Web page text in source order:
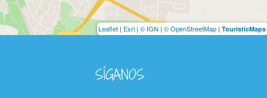
Leaflet | Esri | © IGN | © OpenStreetMap | TouristicMaps
SÍGANOS